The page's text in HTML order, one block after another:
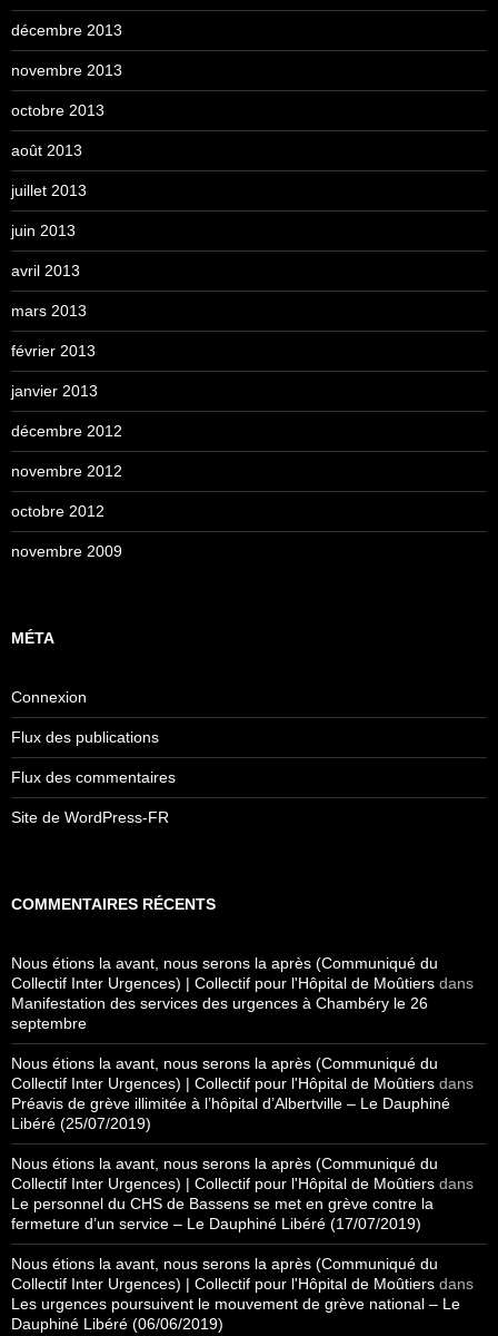
décembre 2013
novembre 2013
octobre 2013
août 2013
juillet 2013
juin 2013
avril 2013
mars 2013
février 2013
janvier 2013
décembre 2012
novembre 2012
octobre 2012
novembre 2009
MÉTA
Connexion
Flux des publications
Flux des commentaires
Site de WordPress-FR
COMMENTAIRES RÉCENTS
Nous étions la avant, nous serons la après (Communiqué du
Collectif Inter Urgences) | Collectif pour l'Hôpital de Moûtiers dans
Manifestation des services des urgences à Chambéry le 26
septembre
Nous étions la avant, nous serons la après (Communiqué du
Collectif Inter Urgences) | Collectif pour l'Hôpital de Moûtiers dans
Préavis de grève illimitée à l’hôpital d’Albertville – Le Dauphiné
Libéré (25/07/2019)
Nous étions la avant, nous serons la après (Communiqué du
Collectif Inter Urgences) | Collectif pour l'Hôpital de Moûtiers dans
Le personnel du CHS de Bassens se met en grève contre la
fermeture d’un service – Le Dauphiné Libéré (17/07/2019)
Nous étions la avant, nous serons la après (Communiqué du
Collectif Inter Urgences) | Collectif pour l'Hôpital de Moûtiers dans
Les urgences poursuivent le mouvement de grève national – Le
Dauphiné Libéré (06/06/2019)